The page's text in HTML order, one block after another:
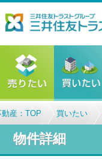
産：TOP 買いたい
物件詳細